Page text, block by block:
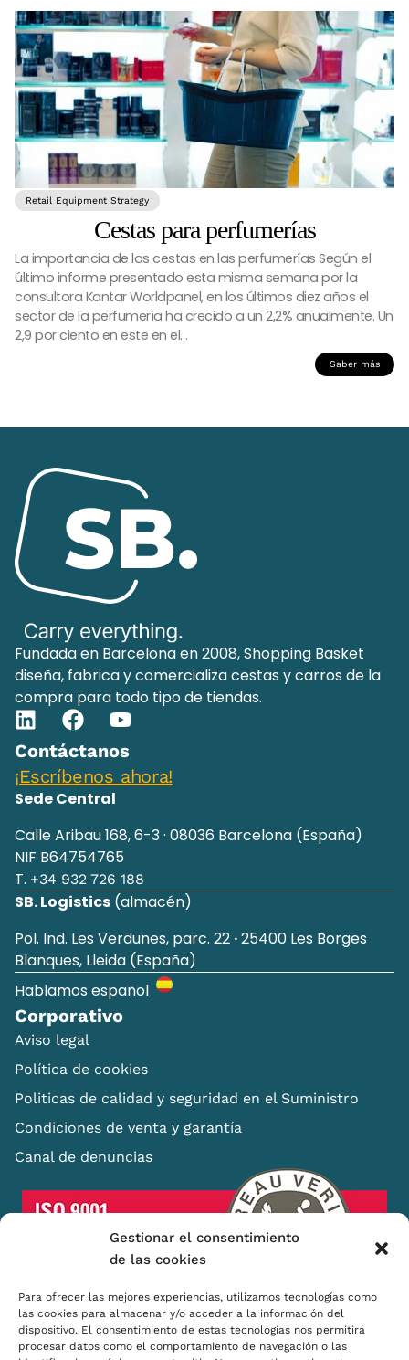
Gestionar el consentimiento
de las cookies
Para ofrecer las mejores experiencias, utilizamos tecnologías como
las cookies para almacenar y/o acceder a la información del
dispositivo. El consentimiento de estas tecnologías nos permitirá
procesar datos como el comportamiento de navegación o las
Retail Equipment Strategy
Cestas para perfumerías
La importancia de las cestas en las perfumerías Según el
último informe presentado esta misma semana por la
consultora Kantar Worldpanel, en los últimos diez años el
sector de la perfumería ha crecido a un 2,2% anualmente. Un
2,9 por ciento en este en el…
Saber más
Fundada en Barcelona en 2008, Shopping Basket
diseña, fabrica y comercializa cestas y carros de la
compra para todo tipo de tiendas.
Contáctanos
¡Escríbenos ahora!
Sede Central
Calle Aribau 168, 6-3 · 08036 Barcelona (España)
NIF B64754765
T. +34 932 726 188
SB. Logistics (almacén)
Pol. Ind. Les Verdunes, parc. 22 ·25400 Les Borges
Blanques, Lleida (España)
Hablamos español
Corporativo
Aviso legal
Política de cookies
Politicas de calidad y seguridad en el Suministro
Condiciones de venta y garantía
Canal de denuncias
Shopping Basket